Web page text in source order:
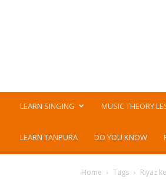
LEARN SINGING MUSIC THEORY
LEARN TANPURA DO YOU KNOW
Home Tags Riyaz